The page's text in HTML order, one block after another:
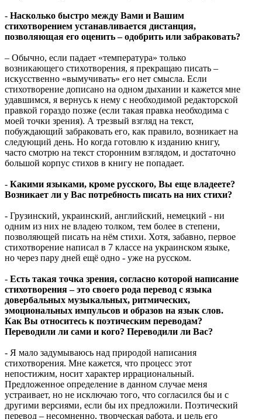
- Насколько быстро между Вами и Вашим
стихотворением устанавливается дистанция,
позволяющая его оценить – одобрить или забраковать?
– Обычно, если падает «температура» только
возникающего стихотворения, я прекращаю писать –
искусственно «вымучивать» его нет смысла. Если
стихотворение дописано на одном дыхании и кажется мне
удавшимся, я вернусь к нему с необходимой редакторской
правкой гораздо позже (если такая правка необходима с
моей точки зрения). А трезвый взгляд на текст,
побуждающий забраковать его, как правило, возникает на
следующий день. Но когда готовлю к изданию книгу,
часто смотрю на текст сторонним взглядом, и достаточно
большой корпус стихов в книгу не попадает.
- Какими языками, кроме русского, Вы еще владеете?
Возникает ли у Вас потребность писать на них стихи?
- Грузинский, украинский, английский, немецкий - ни
одним из них не владею толком, тем более в степени,
позволяющей писать на нём стихи. Хотя, забавно, первое
стихотворение написал в 7 классе на украинском языке,
но через пару дней ещё одно - уже на русском.
- Есть такая точка зрения, согласно которой написание
стихотворения – это своего рода перевод с языка
довербальных музыкальных, ритмических,
эмоциональных импульсов и образов на язык слов.
Как Вы относитесь к поэтическим переводам?
Переводили ли сами и кого? Переводили ли Вас?
- Я мало задумываюсь над природой написания
стихотворения. Мне кажется, что процесс этот
непостижим, носит характер иррациональный.
Предложенное определение в данном случае меня
устраивает, но не исключаю того, что согласился бы и с
другими версиями, если бы их предложили. Поэтический
перевод – несомненно, творческая работа, и цель его